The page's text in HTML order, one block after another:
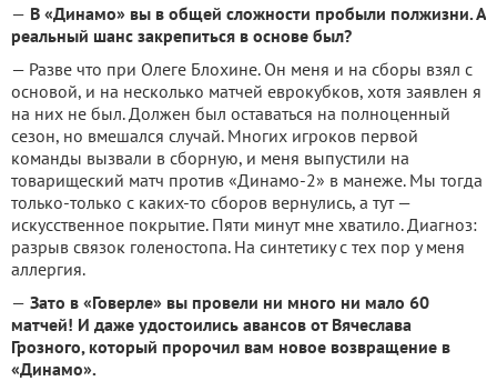
— В «Динамо» вы в общей сложности пробыли полжизни. А
реальный шанс закрепиться в основе был?
— Разве что при Олеге Блохине. Он меня и на сборы взял с
основой, и на несколько матчей еврокубков, хотя заявлен я
на них не был. Должен был оставаться на полноценный
сезон, но вмешался случай. Многих игроков первой
команды вызвали в сборную, и меня выпустили на
товарищеский матч против «Динамо-2» в манеже. Мы тогда
только-только с каких-то сборов вернулись, а тут —
искусственное покрытие. Пяти минут мне хватило. Диагноз:
разрыв связок голеностопа. На синтетику с тех пор у меня
аллергия.
— Зато в «Говерле» вы провели ни много ни мало 60
матчей! И даже удостоились авансов от Вячеслава
Грозного, который пророчил вам новое возвращение в
«Динамо».